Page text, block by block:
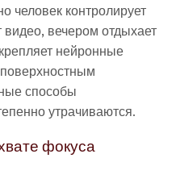
человек контролирует
вечером отдыхает
нейронные
способы
утрачиваются.
фокуса